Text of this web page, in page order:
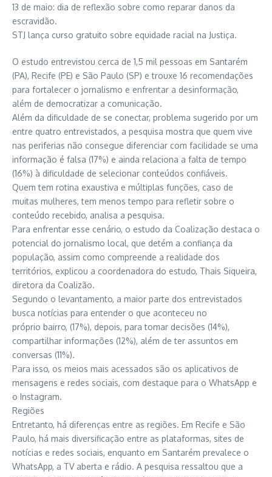
13 de maio: dia de reflexão sobre como reparar danos da
escravidão.
STJ lança curso gratuito sobre equidade racial na Justiça.
O estudo entrevistou cerca de 1,5 mil pessoas em Santarém
(PA), Recife (PE) e São Paulo (SP) e trouxe 16 recomendações
para fortalecer o jornalismo e enfrentar a desinformação,
além de democratizar a comunicação.
Além da dificuldade de se conectar, problema sugerido por um
entre quatro entrevistados, a pesquisa mostra que quem vive
nas periferias não consegue diferenciar com facilidade se uma
informação é falsa (17%) e ainda relaciona a falta de tempo
(16%) à dificuldade de selecionar conteúdos confiáveis.
Quem tem rotina exaustiva e múltiplas funções, caso de
muitas mulheres, tem menos tempo para refletir sobre o
conteúdo recebido, analisa a pesquisa.
Para enfrentar esse cenário, o estudo da Coalização destaca o
potencial do jornalismo local, que detém a confiança da
população, assim como compreende a realidade dos
territórios, explicou a coordenadora do estudo, Thais Siqueira,
diretora da Coalizão.
Segundo o levantamento, a maior parte dos entrevistados
busca notícias para entender o que aconteceu no
próprio bairro, (17%), depois, para tomar decisões (14%),
compartilhar informações (12%), além de ter assuntos em
conversas (11%).
Para isso, os meios mais acessados são os aplicativos de
mensagens e redes sociais, com destaque para o WhatsApp e
o Instagram.
Regiões
Entretanto, há diferenças entre as regiões. Em Recife e São
Paulo, há mais diversificação entre as plataformas, sites de
notícias e redes sociais, enquanto em Santarém prevalece o
WhatsApp, a TV aberta e rádio. A pesquisa ressaltou que a